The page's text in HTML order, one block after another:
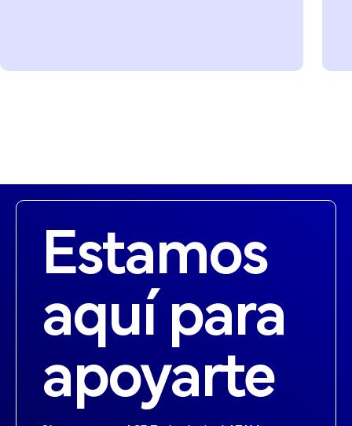
Estamos
aquí para
apoyarte